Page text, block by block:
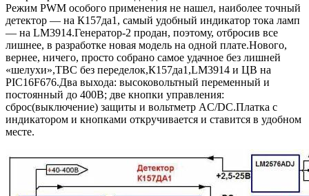
Режим PWM особого применения не нашел, наиболее точный
детектор — на К157да1, самый удобный индикатор тока ламп
— на LM3914.Генератор-2 продан, поэтому, отбросив все
лишнее, в разработке новая модель на одной плате.Нового,
вернее, ничего, просто собрано самое удачное без лишней
«шелухи»,ТВС без переделок,К157да1,LM3914 и ЦВ на
PIC16F676.Два выхода: высоковольтный переменный и
постоянный до 400В; две кнопки управления:
сброс(выключение) защиты и вольтметр AC/DC.Платка с
индикатором и кнопками откручивается и ставится в удобном
месте.